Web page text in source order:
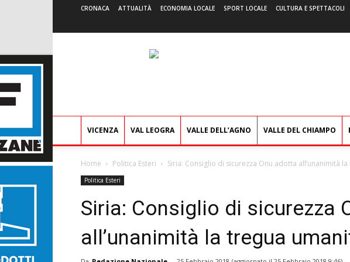
CRONACA ATTUALITÀ ECONOMIA LOCALE SPORT LOCALE CULTURA E SPETTACOLI
VICENZA VAL LEOGRA VALLE DELL’AGNO VALLE DEL CHIAMPO
Home Politica Esteri Siria: Consiglio di sicurezza Onu adotta allʼunanimità
Politica Esteri
Siria: Consiglio di sicurezza
allʼunanimità la tregua